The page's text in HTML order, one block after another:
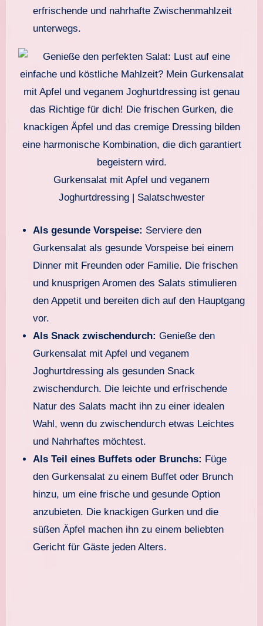
erfrischende und nahrhafte Zwischenmahlzeit
unterwegs.
Gurkensalat mit Apfel und veganem
Joghurtdressing | Salatschwester
Als gesunde Vorspeise: Serviere den
Gurkensalat als gesunde Vorspeise bei einem
Dinner mit Freunden oder Familie. Die frischen
und knusprigen Aromen des Salats stimulieren
den Appetit und bereiten dich auf den Hauptgang
vor.
Als Snack zwischendurch: Genieße den
Gurkensalat mit Apfel und veganem
Joghurtdressing als gesunden Snack
zwischendurch. Die leichte und erfrischende
Natur des Salats macht ihn zu einer idealen
Wahl, wenn du zwischendurch etwas Leichtes
und Nahrhaftes möchtest.
Als Teil eines Buffets oder Brunchs: Füge
den Gurkensalat zu einem Buffet oder Brunch
hinzu, um eine frische und gesunde Option
anzubieten. Die knackigen Gurken und die
süßen Äpfel machen ihn zu einem beliebten
Gericht für Gäste jeden Alters.